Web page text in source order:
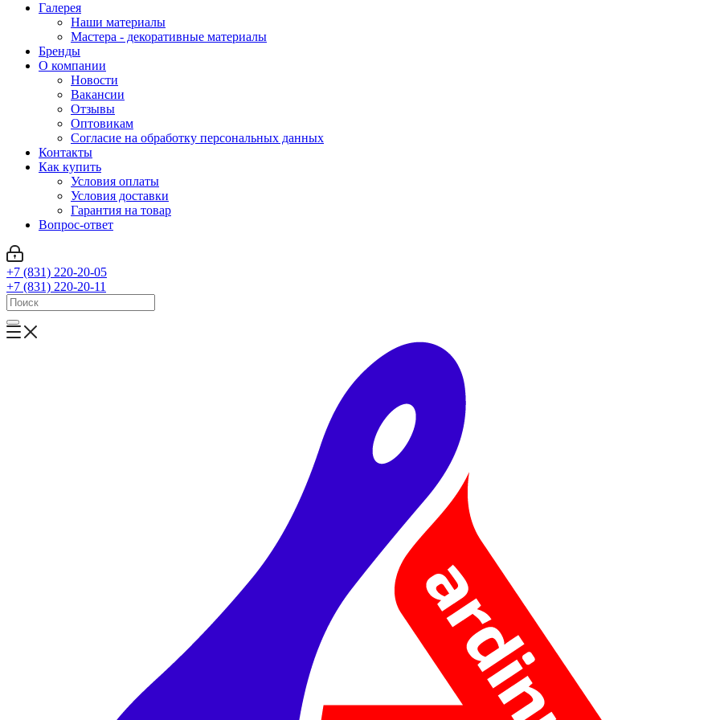
Галерея
Наши материалы
Мастера - декоративные материалы
Бренды
О компании
Новости
Вакансии
Отзывы
Оптовикам
Cогласие на обработку персональных данных
Контакты
Как купить
Условия оплаты
Условия доставки
Гарантия на товар
Вопрос-ответ
+7 (831) 220-20-05
+7 (831) 220-20-11